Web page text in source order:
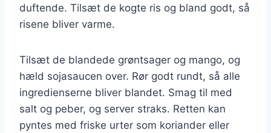
duftende. Tilsæt de kogte ris og bland godt, så
risene bliver varme.
Tilsæt de blandede grøntsager og mango, og
hæld sojasaucen over. Rør godt rundt, så alle
ingredienserne bliver blandet. Smag til med
salt og peber, og server straks. Retten kan
pyntes med friske urter som koriander eller